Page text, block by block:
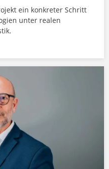
ein konkreter Schritt
unter realen